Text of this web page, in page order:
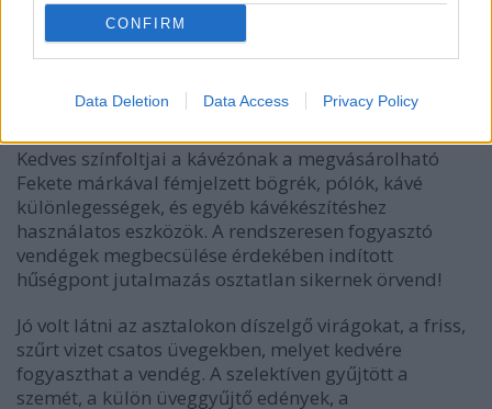
CONFIRM
Data Deletion Data Access Privacy Policy
Kedves színfoltjai a kávézónak a megvásárolható
Fekete márkával fémjelzett bögrék, pólók, kávé
különlegességek, és egyéb kávékészítéshez
használatos eszközök. A rendszeresen fogyasztó
vendégek megbecsülése érdekében indított
hűségpont jutalmazás osztatlan sikernek örvend!
Jó volt látni az asztalokon díszelgő virágokat, a friss,
szűrt vizet csatos üvegekben, melyet kedvére
fogyaszthat a vendég. A szelektíven gyűjtött a
szemét, a külön üveggyűjtő edények, a